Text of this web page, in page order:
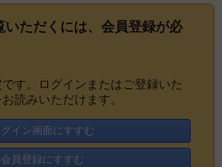
ただくには、 会員登録が必
す。ログインまたはご登録いた
読みいただけます。
グイン画面にすすむ
会員登録にすすむ